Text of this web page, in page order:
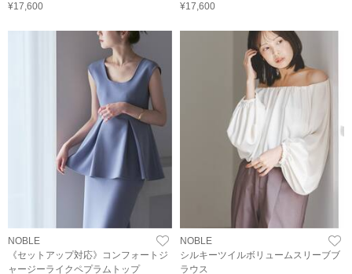
¥17,600
¥17,600
NOBLE
《セットアップ対応》コンフォートジ
ャージーライクペプラムトップ
NOBLE
シルキーツイルボリュームスリーブブ
ラウス